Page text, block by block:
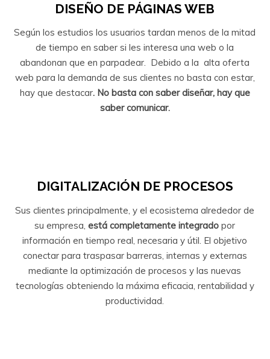
DISEÑO DE PÁGINAS WEB
Según los estudios los usuarios tardan menos de la mitad
de tiempo en saber si les interesa una web o la
abandonan que en parpadear. Debido a la alta oferta
web para la demanda de sus clientes no basta con estar,
hay que destacar. No basta con saber diseñar, hay que
saber comunicar.
DIGITALIZACIÓN DE PROCESOS
Sus clientes principalmente, y el ecosistema alrededor de
su empresa,está completamente integrado por
información en tiempo real, necesaria y útil. El objetivo
conectar para traspasar barreras, internas y externas
mediante la optimización de procesos y las nuevas
tecnologías obteniendo la máxima eficacia, rentabilidad y
productividad.